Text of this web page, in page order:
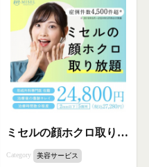
ミセルの顔ホクロ取り放題
Category 美容サービス